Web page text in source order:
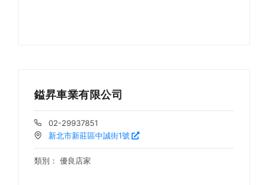
鎰昇車業有限公司
02-29937851
新北市新莊區中誠街1號
類別： 優良店家